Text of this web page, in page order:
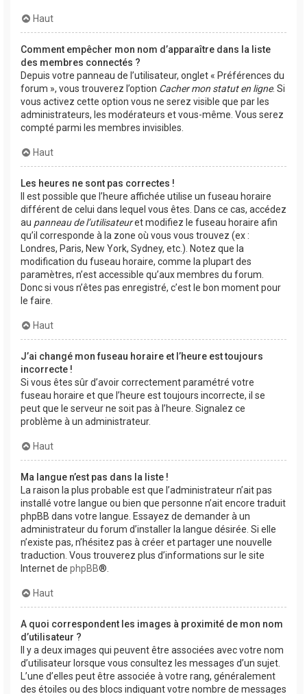
Haut
Comment empêcher mon nom d’apparaître dans la liste
des membres connectés ?
Depuis votre panneau de l’utilisateur, onglet « Préférences du
forum », vous trouverez l’option Cacher mon statut en ligne. Si
vous activez cette option vous ne serez visible que par les
administrateurs, les modérateurs et vous-même. Vous serez
compté parmi les membres invisibles.
Haut
Les heures ne sont pas correctes !
Il est possible que l’heure affichée utilise un fuseau horaire
différent de celui dans lequel vous êtes. Dans ce cas, accédez
au panneau de l’utilisateuret modifiez le fuseau horaire afin
qu’il corresponde à la zone où vous vous trouvez (ex :
Londres, Paris, New York, Sydney, etc.). Notez que la
modification du fuseau horaire, comme la plupart des
paramètres, n’est accessible qu’aux membres du forum.
Donc si vous n’êtes pas enregistré, c’est le bon moment pour
le faire.
Haut
J’ai changé mon fuseau horaire et l’heure est toujours
incorrecte !
Si vous êtes sûr d’avoir correctement paramétré votre
fuseau horaire et que l’heure est toujours incorrecte, il se
peut que le serveur ne soit pas à l’heure. Signalez ce
problème à un administrateur.
Haut
Ma langue n’est pas dans la liste !
La raison la plus probable est que l’administrateur n’ait pas
installé votre langue ou bien que personne n’ait encore traduit
phpBB dans votre langue. Essayez de demander à un
administrateur du forum d’installer la langue désirée. Si elle
n’existe pas, n’hésitez pas à créer et partager une nouvelle
traduction. Vous trouverez plus d’informations sur le site
Internet de phpBB®.
Haut
A quoi correspondent les images à proximité de mon nom
d’utilisateur ?
Il y a deux images qui peuvent être associées avec votre nom
d’utilisateur lorsque vous consultez les messages d’un sujet.
L’une d’elles peut être associée à votre rang, généralement
des étoiles ou des blocs indiquant votre nombre de messages